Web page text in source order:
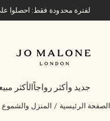
لفترة محدودة فقط: احصلوا على أربع
جديد وأكثر رواجاً الأكثر
الصفحة الرئيسية / المنزل والشموع